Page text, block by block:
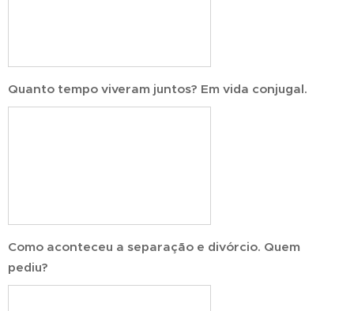
Quanto tempo viveram juntos? Em vida conjugal.
Como aconteceu a separação e divórcio. Quem
pediu?